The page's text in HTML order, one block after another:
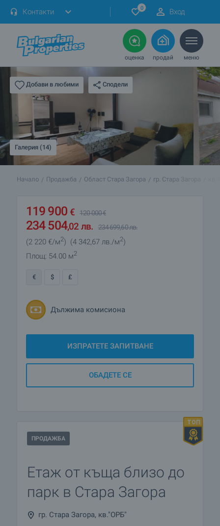
Контакти 0 Вход
оценка продай меню
Добави в любими Сподели
Галерия (14)
Начало Продажба Област Стара Загора гр. Стара Загора
119 900€ 120 000
234 504,02
(2 220 €/м2) (4 342,67 лв./м2)
Площ: 54.00 м2
€ $ £
Дължима комисиона
ИЗПРАТЕТЕ ЗАПИТВАНЕ
ОБАДЕТЕ СЕ
ПРОДАЖБА
Етаж от къща близо до
парк в Стара Загора
гр. Стара Загора, кв."ОРБ"